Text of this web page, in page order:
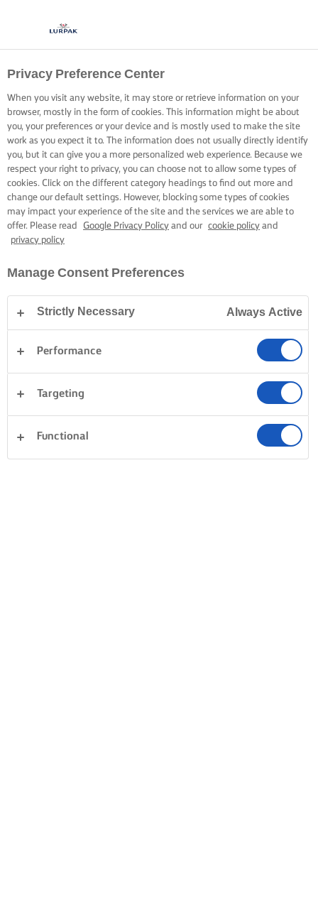
Privacy Preference Center
When you visit any website, it may store or retrieve information on your
browser, mostly in the form of cookies. This information might be about
you, your preferences or your device and is mostly used to make the site
work as you expect it to. The information does not usually directly identify
you, but it can give you a more personalized web experience. Because we
respect your right to privacy, you can choose not to allow some types of
cookies. Click on the different category headings to find out more and
change our default settings. However, blocking some types of cookies
may impact your experience of the site and the services we are able to
offer. Please read
Google Privacy Policy and our cookie policy and
privacy policy
Manage Consent Preferences
Strictly Necessary Always Active
Performance
Targeting
Functional